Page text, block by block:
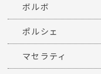
ボルボ
ポルシェ
マセラティ